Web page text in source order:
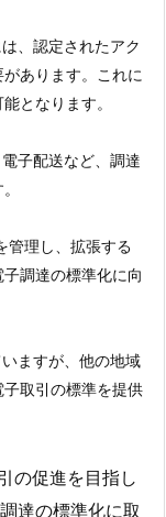
、認定されたアク
あります。これに
となります。
子配送など、調達
管理し、拡張する
調達の標準化に向
ますが、他の地域
取引の標準を提供
の促進を目指し
達の標準化に取